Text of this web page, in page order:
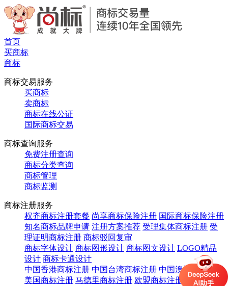
首页
买商标
商标
商标交易服务
买商标
卖商标
商标在线公证
国际商标交易
商标查询服务
免费注册查询
商标分类查询
商标管理
商标监测
商标注册服务
权齐商标注册套餐 尚享商标保险注册 国际商标保险注册
知名商标品牌申请 注册方案推荐 受理集体商标注册 受
理证明商标注册 商标驳回复审
商标字体设计 商标图形设计 商标图文设计 LOGO精品
设计 商标卡通设计
中国香港商标注册 中国台湾商标注册 中国澳门商标注册
美国商标注册 马德里商标注册 欧盟商标注册
英国商标